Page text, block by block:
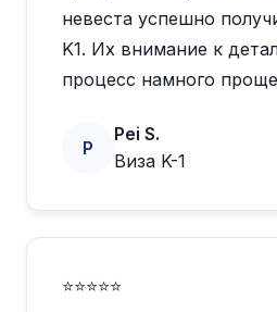
невеста успешно
K1. Их внимание к
процесс намного
P
Pei S.
Виза K-1
⭐⭐⭐⭐⭐